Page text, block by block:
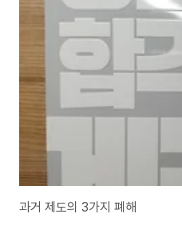
설문이었다. (중략)결과는 다음과 같다.
받는 요소 (점수를 많이 받은 순서대로
의 평가4. 표지 디자인5. 작가의 대표작
과거 제도의 3가지 폐해